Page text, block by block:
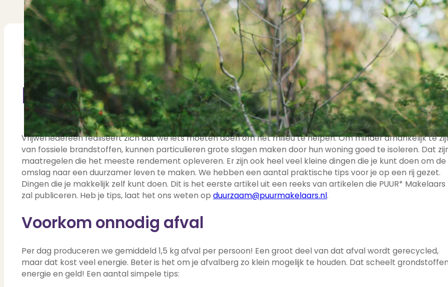
Nieuwbouw verkopenVraagt om specialistische kennis...
VerhurenVerhuur uw woning via ons netwerk
Verhuur & BeheerHuurwoningen én beheer op maat
Verbouwen Wil jij jouw huis renoveren? Geen probleem!
Alle dienstenBekijk het overzicht van alle diensten..
Blog
Over PUUR*
Over PUUR*Wie zijn wij?
Ons teamLeer ons beter kennen..
Werken bij PUUR*Kom jij ons team versterken?
Onze vestigingenDe kracht van 6 vestigingen!
BeoordelingenDit zeggen klanten over ons
PartnersMaak gebruik van ons netwerk
VerenigingenPUUR* is aangesloten bij...
Werken bij PUUR*
ContactBekijk Vestigingen
5 min. leestijd
Begin bij jezelf
Vrijwel iedereen realiseert zich dat we iets moeten doen om het milieu te helpen. Om minder afhankelijk te
van fossiele brandstoffen, kunnen particulieren grote slagen maken door hun woning goed te isoleren. Dat
maatregelen die het meeste rendement opleveren. Er zijn ook heel veel kleine dingen die je kunt doen om de
omslag naar een duurzamer leven te maken. We hebben een aantal praktische tips voor je op een rij gezet.
Dingen die je makkelijk zelf kunt doen. Dit is het eerste artikel uit een reeks van artikelen die PUUR* Makelaars
zal publiceren. Heb je tips, laat het ons weten op duurzaam@puurmakelaars.nl.
Voorkom onnodig afval
Per dag produceren we gemiddeld 1,5 kg afval per persoon! Een groot deel van dat afval wordt gerecycled,
maar dat kost veel energie. Beter is het om je afvalberg zo klein mogelijk te houden. Dat scheelt
energie en geld! Een aantal simpele tips: